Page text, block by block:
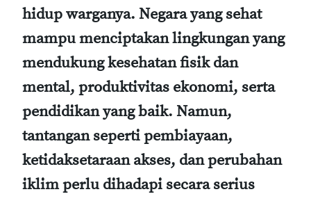
hidup warganya. Negara yang sehat
mampu menciptakan lingkungan yang
mendukung kesehatan fisik dan
mental, produktivitas ekonomi, serta
pendidikan yang baik. Namun,
tantangan seperti pembiayaan,
ketidaksetaraan akses, dan perubahan
iklim perlu dihadapi secara serius